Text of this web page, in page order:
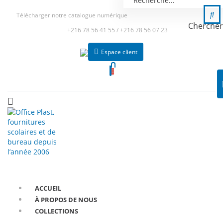
Télécharger notre catalogue numérique
+216 78 56 41 55 /+216 78 56 07 23
Espace client
ACCUEIL
À PROPOS DE NOUS
COLLECTIONS
Chercher